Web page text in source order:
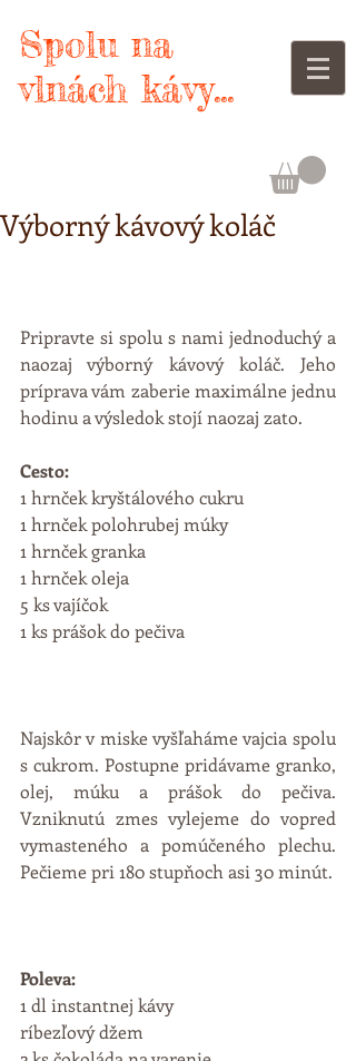
Spolu na
vlnách kávy...
Výborný kávový koláč
Pripravte si spolu s nami jednoduchý a
naozaj výborný kávový koláč. Jeho
príprava vám zaberie maximálne jednu
hodinu a výsledok stojí naozaj zato.
Cesto:
1 hrnček kryštálového cukru
1 hrnček polohrubej múky
1 hrnček granka
1 hrnček oleja
5 ks vajíčok
1 ks prášok do pečiva
Najskôr v miske vyšľaháme vajcia spolu
s cukrom. Postupne pridávame granko,
olej, múku a prášok do pečiva.
Vzniknutú zmes vylejeme do vopred
vymasteného a pomúčeného plechu.
Poleva:
1 dl instantnej kávy
ríbezľový džem